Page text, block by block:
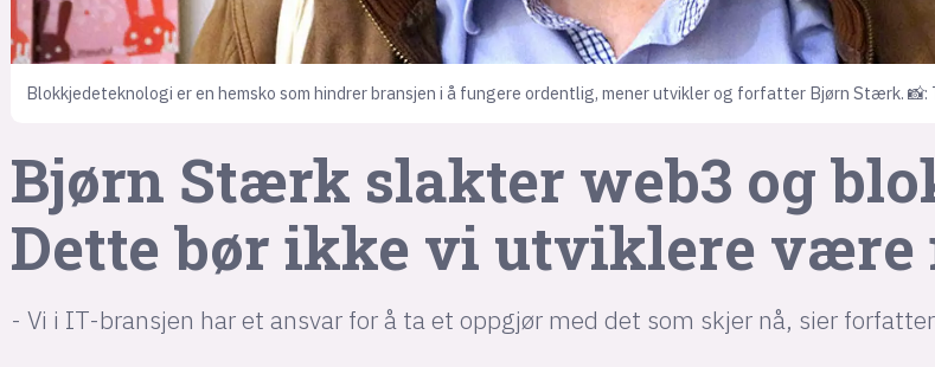
Blokkjedeteknologi er en hemsko som hindrer bransjen i å fungere ordentlig, mener utvikler og forfatter Bjørn Stærk. 📸:
Bjørn Stærk slakter web3 og
Dette bør ikke vi utviklere være
- Vi i IT-bransjen har et ansvar for å ta et oppgjør med det som skjer nå, sier